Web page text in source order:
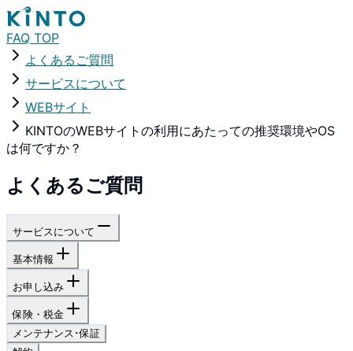
FAQ TOP
よくあるご質問
サービスについて
WEBサイト
KINTOのWEBサイトの利用にあたっての推奨環境やOS
は何ですか？
よくあるご質問
サービスについて
基本情報
お申し込み
保険・税金
メンテナンス･保証